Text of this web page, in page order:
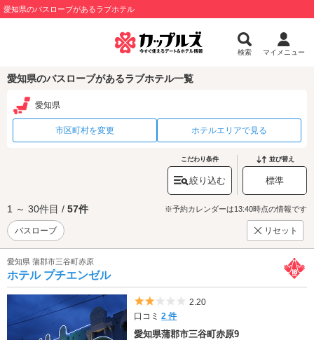
愛知県のバスローブがあるラブホテル
検索 マイメニュー
愛知県のバスローブがあるラブホテル一覧
愛知県
市区町村を変更 ホテルエリアで見る
こだわり条件
絞り込む
並び替え
標準
1 ～ 30件目 / 57件 ※予約カレンダーは13:40時点の情報です
バスローブ リセット
愛知県 蒲郡市三谷町赤原
ホテル プチエンゼル
5つ星のうち2
2.20
口コミ2 件
愛知県蒲郡市三谷町赤原9